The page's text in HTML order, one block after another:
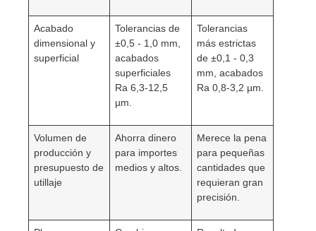
Acabado
dimensional y
superficial
Tolerancias de
±0,5 - 1,0 mm,
acabados
superficiales
Ra 6,3-12,5
µm.
Tolerancias
más estrictas
de ±0,1 - 0,3
mm, acabados
Ra 0,8-3,2 µm.
Volumen de
producción y
presupuesto de
utillaje
Ahorra dinero
para importes
medios y altos.
Merece la pena
para pequeñas
cantidades que
requieran gran
precisión.